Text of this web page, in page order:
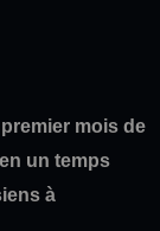
mois de
un temps
à